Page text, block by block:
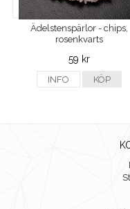
Ädelstenspärlor - chips,
rosenkvarts
59 kr
INFO KÖP